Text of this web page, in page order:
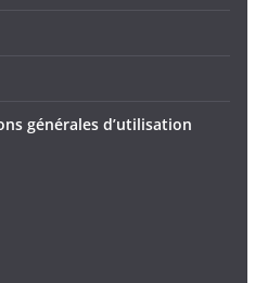
générales d’utilisation